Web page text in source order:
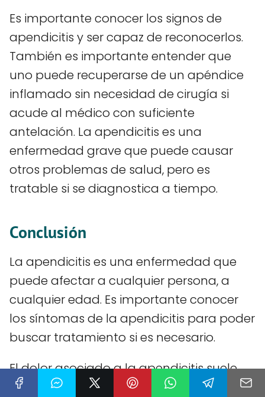
Es importante conocer los signos de
apendicitis y ser capaz de reconocerlos.
También es importante entender que
uno puede recuperarse de un apéndice
inflamado sin necesidad de cirugía si
acude al médico con suficiente
antelación. La apendicitis es una
enfermedad grave que puede causar
otros problemas de salud, pero es
tratable si se diagnostica a tiempo.
Conclusión
La apendicitis es una enfermedad que
puede afectar a cualquier persona, a
cualquier edad. Es importante conocer
los síntomas de la apendicitis para poder
buscar tratamiento si es necesario.
El dolor asociado a la apendicitis suele
comenzar en la parte baja del abdomen